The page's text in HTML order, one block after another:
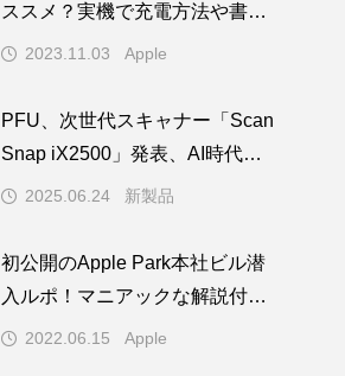
ススメ？実機で充電方法や書き
心地を試してみた！
2023.11.03 Apple
PFU、次世代スキャナー「Scan
Snap iX2500」発表、AI時代の
学習を担う
2025.06.24 新製品
初公開のApple Park本社ビル潜
入ルポ！マニアックな解説付き
／WWDC22 ー 1/2
2022.06.15 Apple